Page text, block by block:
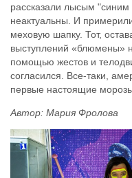
рассказали лысым
неактуальны. И
меховую шапку. Тот,
выступлений «блюмены»
помощью жестов и
согласился. Все-таки,
первые настоящие
Автор: Мария Фролова